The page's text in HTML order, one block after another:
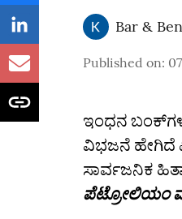
Bar &
Published on:
ಇಂಧನ
ವಿಭಜನೆ ಹೇಗಿದೆ
ಸಾರ್ವಜನಿಕ
ಪೆಟ್ರೋಲಿಯಂ